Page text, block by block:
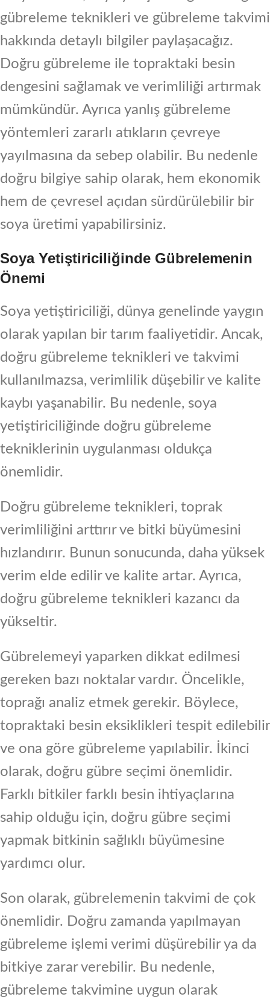
gübreleme teknikleri ve gübreleme takvimi
hakkında detaylı bilgiler paylaşacağız.
Doğru gübreleme ile topraktaki besin
dengesini sağlamak ve verimliliği artırmak
mümkündür. Ayrıca yanlış gübreleme
yöntemleri zararlı atıkların çevreye
yayılmasına da sebep olabilir. Bu nedenle
doğru bilgiye sahip olarak, hem ekonomik
hem de çevresel açıdan sürdürülebilir bir
soya üretimi yapabilirsiniz.
Soya Yetiştiriciliğinde Gübrelemenin
Önemi
Soya yetiştiriciliği, dünya genelinde yaygın
olarak yapılan bir tarım faaliyetidir. Ancak,
doğru gübreleme teknikleri ve takvimi
kullanılmazsa, verimlilik düşebilir ve kalite
kaybı yaşanabilir. Bu nedenle, soya
yetiştiriciliğinde doğru gübreleme
tekniklerinin uygulanması oldukça
önemlidir.
Doğru gübreleme teknikleri, toprak
verimliliğini arttırır ve bitki büyümesini
hızlandırır. Bunun sonucunda, daha yüksek
verim elde edilir ve kalite artar. Ayrıca,
doğru gübreleme teknikleri kazancı da
yükseltir.
Gübrelemeyi yaparken dikkat edilmesi
gereken bazı noktalar vardır. Öncelikle,
toprağı analiz etmek gerekir. Böylece,
topraktaki besin eksiklikleri tespit edilebilir
ve ona göre gübreleme yapılabilir. İkinci
olarak, doğru gübre seçimi önemlidir.
Farklı bitkiler farklı besin ihtiyaçlarına
sahip olduğu için, doğru gübre seçimi
yapmak bitkinin sağlıklı büyümesine
yardımcı olur.
Son olarak, gübrelemenin takvimi de çok
önemlidir. Doğru zamanda yapılmayan
gübreleme işlemi verimi düşürebilir ya da
bitkiye zarar verebilir. Bu nedenle,
gübreleme takvimine uygun olarak